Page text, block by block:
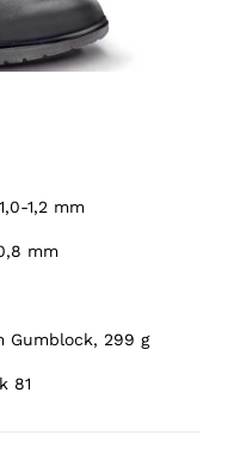
1,2 mm
mm
Gumblock, 299 g
81